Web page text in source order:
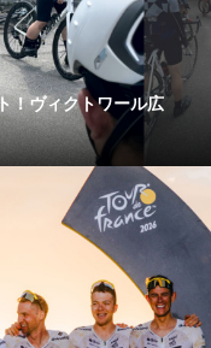
！ヴィクトワール広